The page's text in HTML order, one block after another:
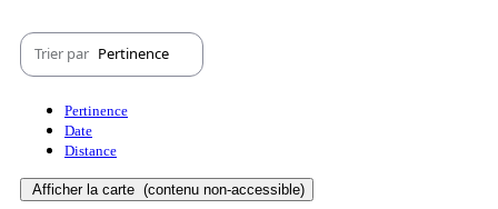
Trier par Pertinence
Pertinence
Date
Distance
Afficher la carte (contenu non-accessible)